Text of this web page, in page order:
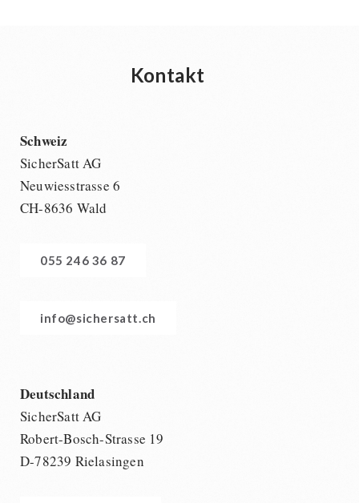
Kontakt
Schweiz
SicherSatt AG
Neuwiesstrasse 6
CH-8636 Wald
055 246 36 87
info@sichersatt.ch
Deutschland
SicherSatt AG
Robert-Bosch-Strasse 19
D-78239 Rielasingen